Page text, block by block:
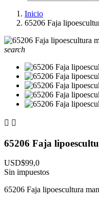
Inicio
65206 Faja
search
 
65206 Faja
USD$99,0
Sin impuestos
65206 Faja lipoescultura